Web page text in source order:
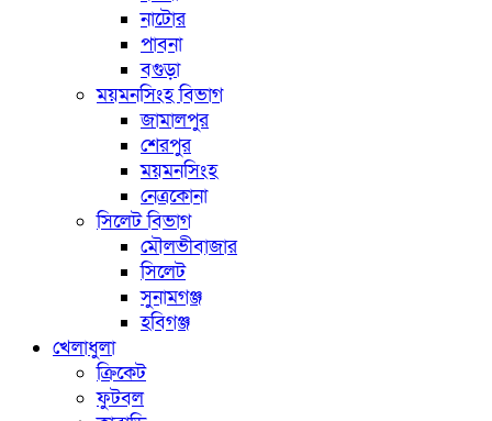
নাটোর
পাবনা
বগুড়া
ময়মনসিংহ বিভাগ
জামালপুর
শেরপুর
ময়মনসিংহ
নেত্রকোনা
সিলেট বিভাগ
মৌলভীবাজার
সিলেট
সুনামগঞ্জ
হবিগঞ্জ
খেলাধুলা
ক্রিকেট
ফুটবল